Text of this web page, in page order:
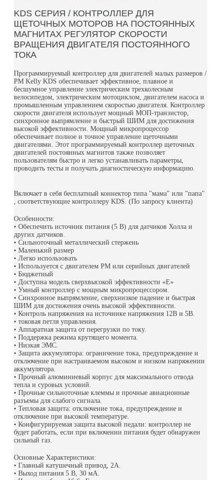
KDS СЕРИЯ / КОНТРОЛЛЕР ДЛЯ
ЩЕТОЧНЫХ МОТОРОВ НА ПОСТОЯННЫХ
МАГНИТАХ РЕГУЛЯТОР СКОРОСТИ
ВРАЩЕНИЯ ДВИГАТЕЛЯ ПОСТОЯННОГО
ТОКА
Программируемый контроллер для двигателей малых размеров /
PM Kelly KDS обеспечивает эффективное, плавное и
бесшумное управление электрическим трехколесным
велосипедом, электрическим мотоциклом, двигателем насоса и
промышленным управлением скоростью двигателя. Контроллер
скорости двигателя использует мощный МОП-транзистор,
синхронное выпрямление и быстрый ШИМ для достижения
высокой эффективности. Мощный микропроцессор
обеспечивает полное и точное управление щеточными
двигателями. Этот программируемый контроллер щеточных
двигателей постоянных магнитов также позволяет
пользователям быстро и легко устанавливать параметры,
проводить тесты и получать диагностическую информацию.
Включает в себя бесплатный коннектор типа "мама" или "папа"
, соответствующие контроллеру KDS. (По запросу клиента)
Особенности:
• Обеспечить источник питания (5 В) для датчиков Холла и
других датчиков.
• Сильноточный металлический стержень
• Маленький размер
• Легко использовать
• Используется с двигателем PM или серийных двигателей
• Бюджетный
• Доступна модель сверхвысокой эффективности «E»
• Умный контроллер с мощным микропроцессором.
• Синхронное выпрямление, сверхнизкое падение и быстрая
ШИМ для достижения очень высокой эффективности.
• Контроль напряжения на источнике напряжения 12В и 5В.
• токовая петля управления.
• Аппаратная защита от перегрузки по току.
• Поддержка режима крутящего момента.
• Низкая ЭМС.
• Защита аккумулятора: ограничение тока, предупреждение и
отключение при настраиваемом высоком и низком напряжении
аккумулятора.
• Прочный алюминиевый корпус для максимального отвода
тепла и суровых условий.
• Прочные сильноточные клеммы и прочные авиационные
разъемы для слабого сигнала.
• Тепловая защита: отключение тока, предупреждение и
отключение при высокой температуре.
• Конфигурируемая защита высокой педали: контроллер не
будет работать, если при включении питания будет обнаружен
сильный газ.
Основные Характеристики:
• Главный катушечный привод, 2А.
• Выход питания 5 В, 30 мА.